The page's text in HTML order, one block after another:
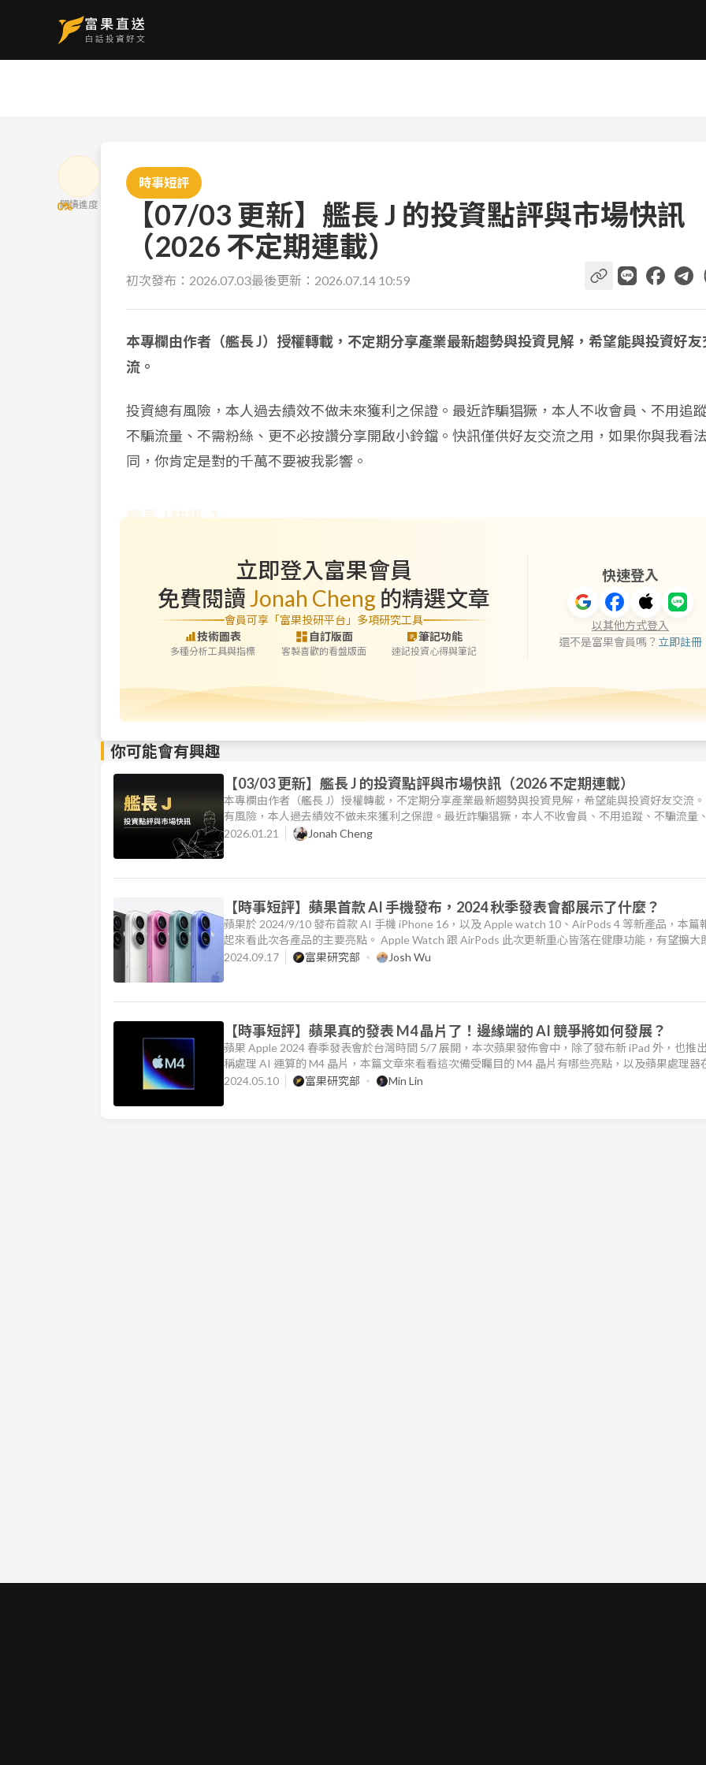
0%
閱讀進度
時事短評
【07/03 更新】艦長 J 的投資點評與市場快訊
（2026 不定期連載）
初次發布： 2026.07.03最後更新： 2026.07.14 10:59
本專欄由作者（艦長 J）授權轉載，不定期分享產業最新趨勢與投資見解，希望能與投資好友
流。
投資總有風險，本人過去績效不做未來獲利之保證。最近詐騙猖獗，本人不收會員、不用追蹤
不騙流量、不需粉絲、更不必按讚分享開啟小鈴鐺。快訊僅供好友交流之用，如果你與我看
同，你肯定是對的千萬不要被我影響。
艦長 J 快訊 2
立即登入富果會員
免費閱讀Jonah Cheng 的精選文章
會員可享「富果投研平台」多項研究工具
技術圖表
多種分析工具與指標
自訂版面
客製喜歡的看盤版面
筆記功能
速記投資心得與筆記
快速登入
以其他方式登入
還不是富果會員嗎？ 立即註冊
你可能會有興趣
【03/03 更新】艦長 J 的投資點評與市場快訊（2026 不定期連載）
本專欄由作者（艦長 J）授權轉載，不定期分享產業最新趨勢與投資見解，希望能與投資好友交流
有風險，本人過去績效不做未來獲利之保證。最近詐騙猖獗，本人不收會員、不用追蹤、不騙流量
粉絲、更不必按讚分享開啟小鈴鐺。快訊僅供好友交流之用，如果你與我看法不同，你肯定是對的千
2026.01.21 Jonah Cheng
【時事短評】蘋果首款 AI 手機發布，2024 秋季發表會都展示了什麼？
蘋果於 2024/9/10 發布首款 AI 手機 iPhone 16，以及 Apple watch 10、AirPods 4 等新產品，本篇
起來看此次各產品的主要亮點。 Apple Watch 跟 AirPods 此次更新重心皆落在健康功能，有望擴大
場 Apple Watch 推出了新一代 AppleWatch Series 10，特色是比上代 Series 9 更大、更輕、更薄。
2024.09.17 富果研究部 Josh Wu
【時事短評】蘋果真的發表 M4 晶片了！邊緣端的 AI 競爭將如何發展？
蘋果 Apple 2024 春季發表會於台灣時間 5/7 展開，本次蘋果發佈會中，除了發布新 iPad 外，也推
稱處理 AI 運算的 M4 晶片，本篇文章來看看這次備受矚目的 M4 晶片有哪些亮點，以及蘋果處理器
算表現的競爭力如何。 Ｍ3 晶片已經夠強，新一代的 M4 晶片又是何方強者？ 蘋果的 M4 晶片除了在
2024.05.10 富果研究部 Min Lin